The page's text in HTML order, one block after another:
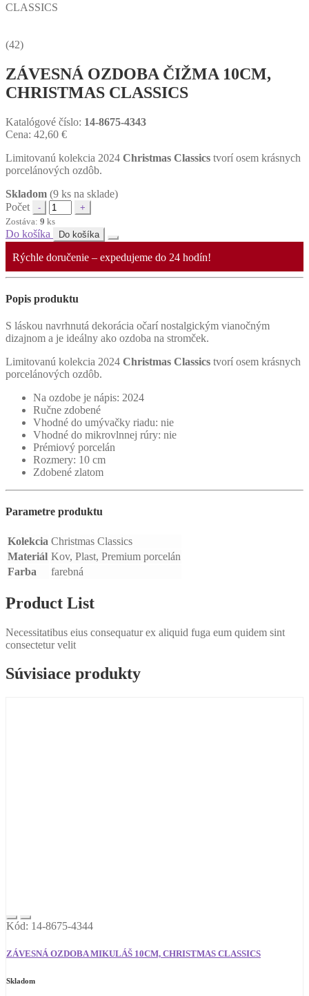
CLASSICS
(42)
ZÁVESNÁ OZDOBA ČIŽMA 10CM,
CHRISTMAS CLASSICS
Katalógové číslo: 14-8675-4343
Cena: 42,60 €
Limitovanú kolekcia 2024 Christmas Classics tvorí osem krásnych
porcelánových ozdôb.
Skladom (9 ks na sklade)
Počet
Zostáva: 9 ks
Do košíka Do košíka
Rýchle doručenie – expedujeme do 24 hodín!
Popis produktu
S láskou navrhnutá dekorácia očarí nostalgickým vianočným
dizajnom a je ideálny ako ozdoba na stromček.
Limitovanú kolekcia 2024 Christmas Classics tvorí osem krásnych
porcelánových ozdôb.
Na ozdobe je nápis: 2024
Ručne zdobené
Vhodné do umývačky riadu: nie
Vhodné do mikrovlnnej rúry: nie
Prémiový porcelán
Rozmery: 10 cm
Zdobené zlatom
Parametre produktu
Kolekcia Christmas Classics
Materiál Kov, Plast, Premium porcelán
Farba
farebná
Product List
Necessitatibus eius consequatur ex aliquid fuga eum quidem sint
consectetur velit
Súvisiace produkty
Kód: 14-8675-4344
ZÁVESNÁ OZDOBA MIKULÁŠ 10CM, CHRISTMAS CLASSICS
Skladom